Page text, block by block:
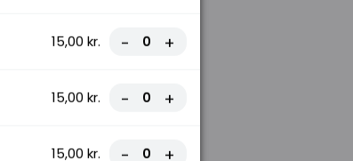
15,00 kr. - +
15,00 kr. - +
15,00 kr. - +